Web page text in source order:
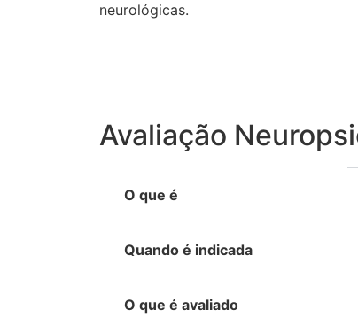
neurológicas.
Avaliação
O que é
Quando é indicada
O que é avaliado